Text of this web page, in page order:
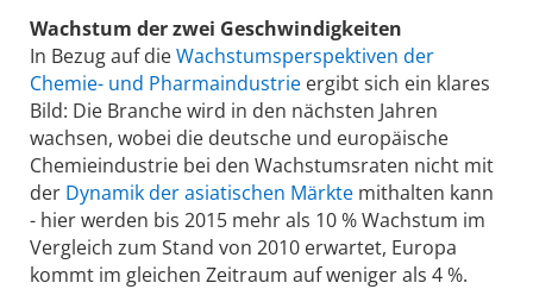
Wachstum der zwei Geschwindigkeiten
In Bezug auf dieWachstumsperspektiven der
Chemie- und Pharmaindustrie ergibt sich ein klares
Bild: Die Branche wird in den nächsten Jahren
wachsen, wobei die deutsche und europäische
Chemieindustrie bei den Wachstumsraten nicht mit
der Dynamik der asiatischen Märkte mithalten kann
- hier werden bis 2015 mehr als 10 % Wachstum im
Vergleich zum Stand von 2010 erwartet, Europa
kommt im gleichen Zeitraum auf weniger als 4 %.